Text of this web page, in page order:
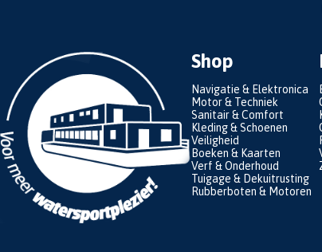
Shop
Navigatie & Elektronica
Motor & Techniek
Sanitair & Comfort
Kleding & Schoenen
Veiligheid
Boeken & Kaarten
Verf & Onderhoud
Tuigage & Dekuitrusting
Rubberboten & Motoren